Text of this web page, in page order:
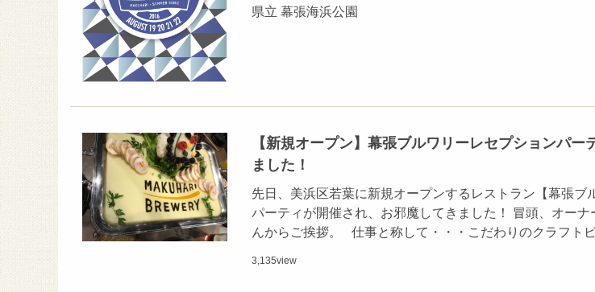
県立 幕張海浜公園
【新規オープン】幕張ブルワリーレセプションパー
ました！
先日、美浜区若葉に新規オープンするレストラン【幕張ブ
パーティが開催され、お邪魔してきました！ 冒頭、オーナ
んからご挨拶。 仕事と称して・・・こだわりのクラフト
3,135view